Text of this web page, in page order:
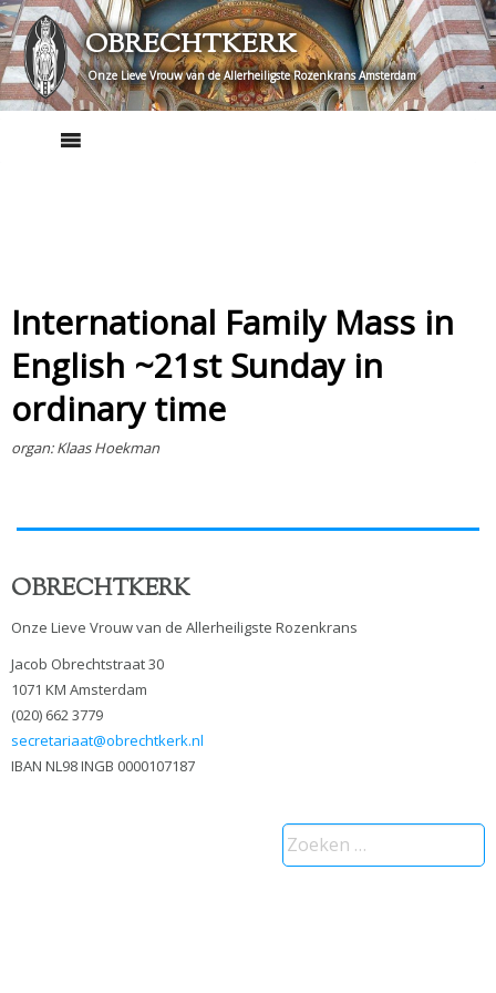
Skip
to
content
OBRECHTKERK
Onze Lieve Vrouw van de Allerheiligste Rozenkrans Amsterdam
International Family Mass in
English ~21st Sunday in
ordinary time
organ: Klaas Hoekman
OBRECHTKERK
Onze Lieve Vrouw van de Allerheiligste Rozenkrans
Jacob Obrechtstraat 30
1071 KM Amsterdam
(020) 662 3779
secretariaat@obrechtkerk.nl
IBAN NL98 INGB 0000107187
Zoeken
naar: